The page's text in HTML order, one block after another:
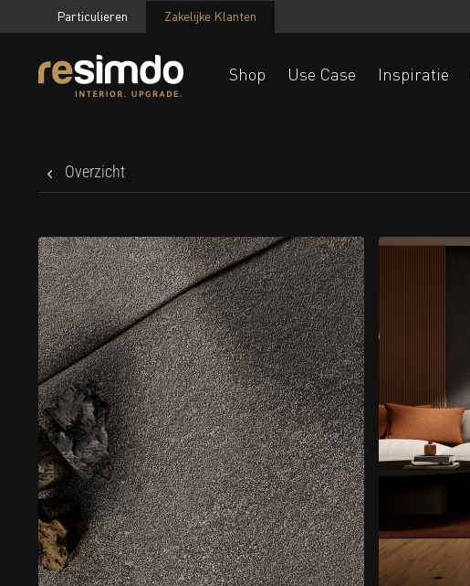
Particulieren Zakelijke Klanten
Shop Use Case Inspiratie
Overzicht